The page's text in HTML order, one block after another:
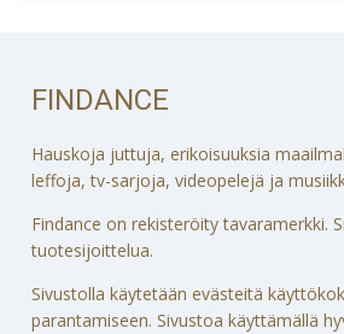
FINDANCE
Hauskoja juttuja, erikoisuuksia
leffoja, tv-sarjoja, videopelejä ja
Findance on rekisteröity tavaramerkki.
tuotesijoittelua.
Sivustolla käytetään evästeitä
parantamiseen. Sivustoa käyttämällä